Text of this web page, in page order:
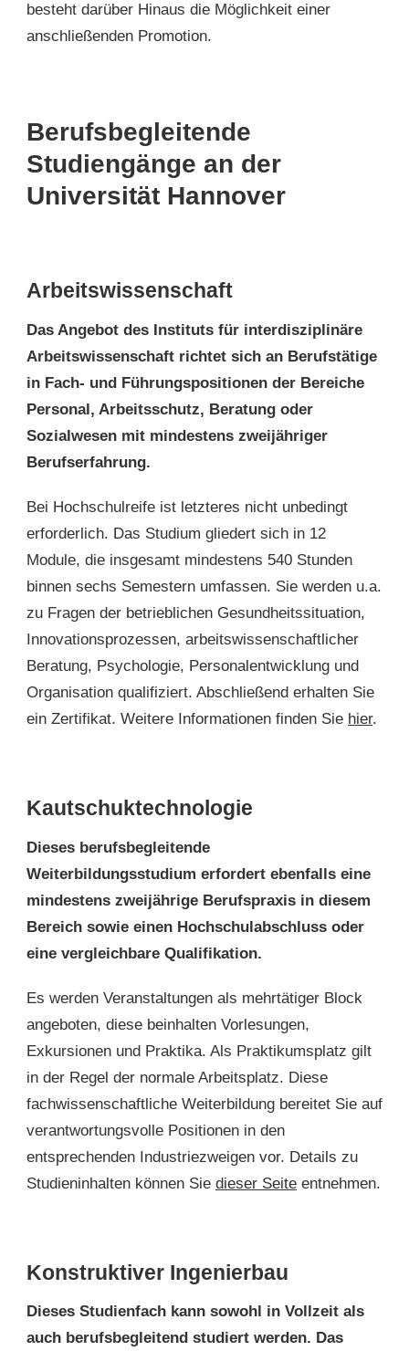
besteht darüber Hinaus die Möglichkeit einer
anschließenden Promotion.
Berufsbegleitende
Studiengänge an der
Universität Hannover
Arbeitswissenschaft
Das Angebot des Instituts für interdisziplinäre
Arbeitswissenschaft richtet sich an Berufstätige
in Fach- und Führungspositionen der Bereiche
Personal, Arbeitsschutz, Beratung oder
Sozialwesen mit mindestens zweijähriger
Berufserfahrung.
Bei Hochschulreife ist letzteres nicht unbedingt
erforderlich. Das Studium gliedert sich in 12
Module, die insgesamt mindestens 540 Stunden
binnen sechs Semestern umfassen. Sie werden u.a.
zu Fragen der betrieblichen Gesundheitssituation,
Innovationsprozessen, arbeitswissenschaftlicher
Beratung, Psychologie, Personalentwicklung und
Organisation qualifiziert. Abschließend erhalten Sie
ein Zertifikat. Weitere Informationen finden Sie hier.
Kautschuktechnologie
Dieses berufsbegleitende
Weiterbildungsstudium erfordert ebenfalls eine
mindestens zweijährige Berufspraxis in diesem
Bereich sowie einen Hochschulabschluss oder
eine vergleichbare Qualifikation.
Es werden Veranstaltungen als mehrtätiger Block
angeboten, diese beinhalten Vorlesungen,
Exkursionen und Praktika. Als Praktikumsplatz gilt
in der Regel der normale Arbeitsplatz. Diese
fachwissenschaftliche Weiterbildung bereitet Sie auf
verantwortungsvolle Positionen in den
entsprechenden Industriezweigen vor. Details zu
Studieninhalten können Sie dieser Seite entnehmen.
Konstruktiver Ingenierbau
Dieses Studienfach kann sowohl in Vollzeit als
auch berufsbegleitend studiert werden. Das